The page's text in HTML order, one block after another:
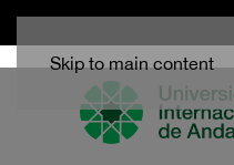
Skip to main content